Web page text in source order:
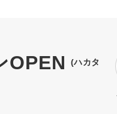
OPEN (ハカタ